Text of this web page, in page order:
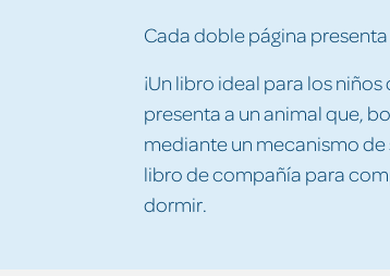
Cada doble página
¡Un libro ideal para los
presenta a un animal que,
mediante un mecanismo de
libro de compañía para
dormir.